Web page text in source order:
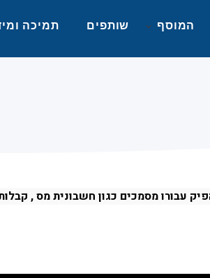
המוסף שותפים תמיכה
עבורו מסמכים כגון חשבונית מס ,